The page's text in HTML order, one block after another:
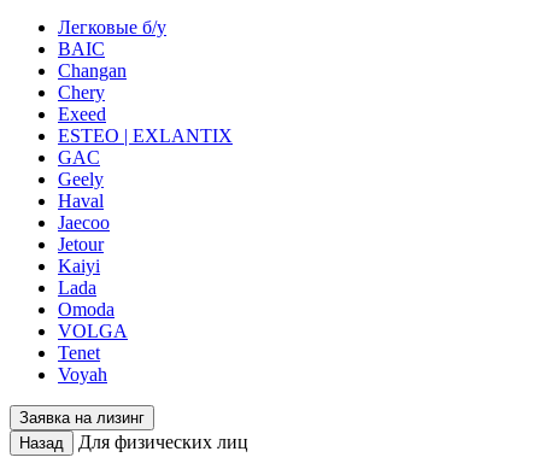
Легковые б/у
BAIC
Changan
Chery
Exeed
ESTEO | EXLANTIX
GAC
Geely
Haval
Jaecoo
Jetour
Kaiyi
Lada
Omoda
VOLGA
Tenet
Voyah
Заявка на лизинг
Назад
Для физических лиц